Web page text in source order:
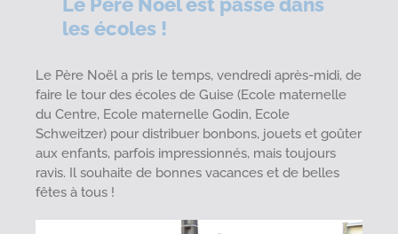
Le Père Noël est passé dans
les écoles !
Le Père Noël a pris le temps, vendredi après-midi, de
faire le tour des écoles de Guise (Ecole maternelle
du Centre, Ecole maternelle Godin, Ecole
Schweitzer) pour distribuer bonbons, jouets et goûter
aux enfants, parfois impressionnés, mais toujours
ravis. Il souhaite de bonnes vacances et de belles
fêtes à tous !